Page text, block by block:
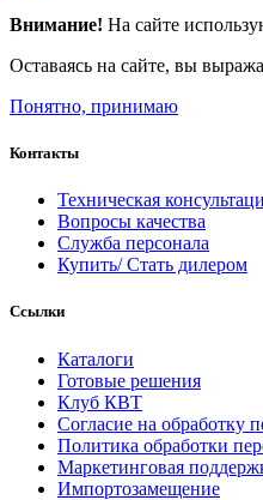
Внимание! На сайте
Оставаясь на сайте, вы
Понятно, принимаю
Контакты
Техническая
Вопросы качества
Служба персонала
Купить/ Стать дилером
Ссылки
Каталоги
Готовые решения
Клуб КВТ
Согласие на обработку
Политика обработки
Маркетинговая
Импортозамещение